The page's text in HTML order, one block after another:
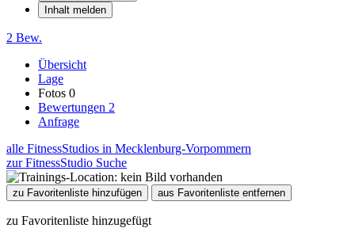
Inhalt melden
2 Bew.
Übersicht
Lage
Fotos 0
Bewertungen 2
Anfrage
alle FitnessStudios in Mecklenburg-Vorpommern
zur FitnessStudio Suche
zu Favoritenliste hinzufügen aus Favoritenliste entfernen
zu Favoritenliste hinzugefügt